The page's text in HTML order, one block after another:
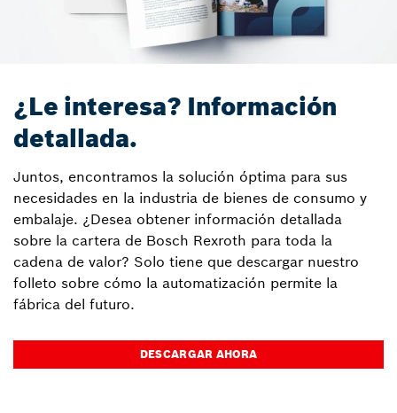
¿Le interesa? Información
detallada.
Juntos, encontramos la solución óptima para sus
necesidades en la industria de bienes de consumo y
embalaje. ¿Desea obtener información detallada
sobre la cartera de Bosch Rexroth para toda la
cadena de valor? Solo tiene que descargar nuestro
folleto sobre cómo la automatización permite la
fábrica del futuro.
DESCARGAR AHORA